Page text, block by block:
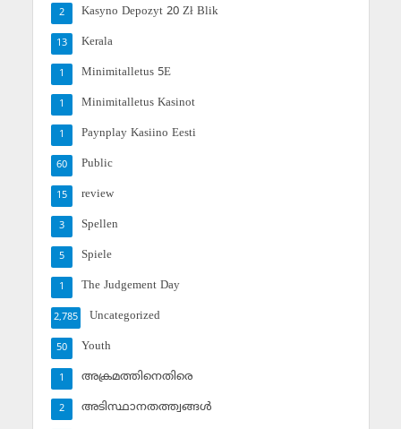
Kasyno Depozyt 20 Zł Blik
2
Kerala
13
Minimitalletus 5E
1
Minimitalletus Kasinot
1
Paynplay Kasiino Eesti
1
Public
60
review
15
Spellen
3
Spiele
5
The Judgement Day
1
Uncategorized
2,785
Youth
50
അക്രമത്തിനെതിരെ
1
അടിസ്ഥാനതത്ത്വങ്ങള്‍
2